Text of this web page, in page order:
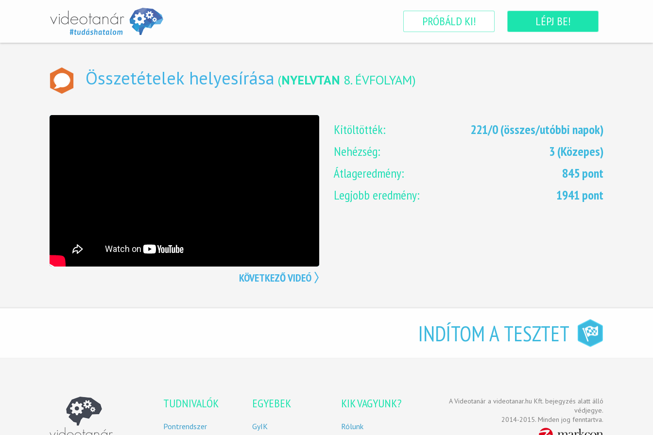
PRÓBÁLD KI! LÉPJ BE!
Összetételek helyesírása (NYELVTAN 8. ÉVFOLYAM)
KÖVETKEZŐ VIDEÓ
Kitöltötték:
221/0 (összes/utóbbi napok)
Nehézség:
3 (Közepes)
Átlageredmény:
845 pont
Legjobb eredmény:
1941 pont
INDÍTOM A TESZTET
TUDNIVALÓK
Pontrendszer
EGYEBEK
GyIK
KIK VAGYUNK?
Rólunk
A Videotanár a videotanar.hu Kft. bejegyzés alatt álló
védjegye.
2014-2015. Minden jog fenntartva.